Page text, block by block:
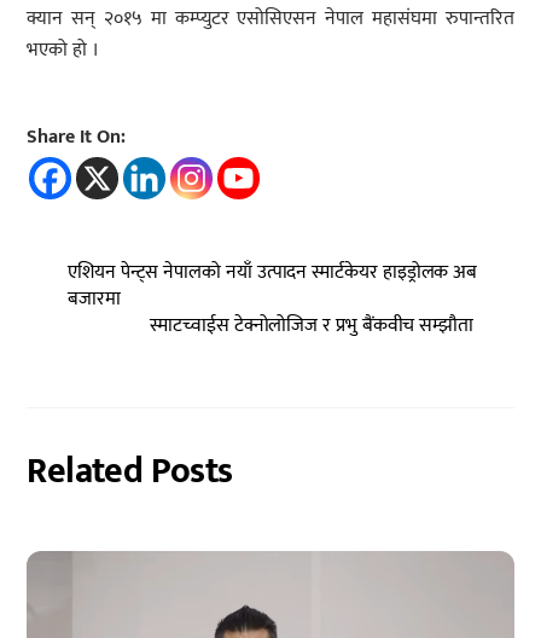
क्यान सन् २०१५ मा कम्प्युटर एसोसिएसन नेपाल महासंघमा रुपान्तरित
भएको हो ।
Share It On:
एशियन पेन्ट्स नेपालको नयाँ उत्पादन स्मार्टकेयर हाइड्रोलक अब
बजारमा
स्माटच्वाईस टेक्नोलोजिज र प्रभु बैंकवीच सम्झौता
Related Posts